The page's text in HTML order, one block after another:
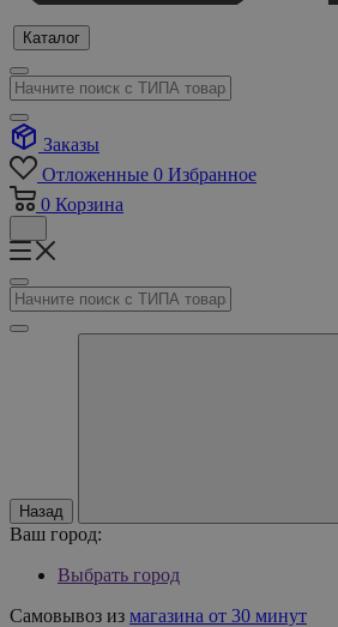
Каталог
Заказы
Отложенные 0 Избранное
0 Корзина
Назад
Ваш город:
Выбрать город
Самовывоз из магазина от 30 минут